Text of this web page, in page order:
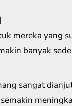
mereka yang
banyak
sangat